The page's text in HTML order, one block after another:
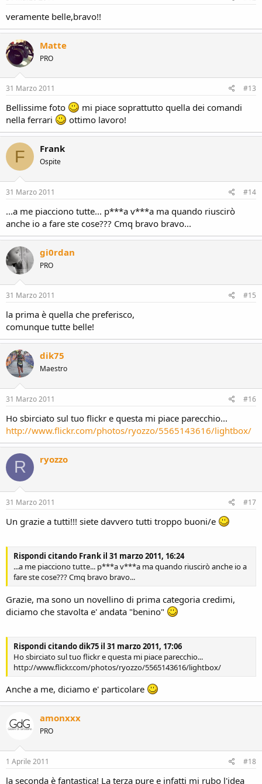
veramente belle,bravo!!
Matte
PRO
31 Marzo 2011 #13
Bellissime foto
mi piace soprattutto quella dei comandi
nella ferrari
ottimo lavoro!
F Frank
Ospite
31 Marzo 2011 #14
...a me piacciono tutte... p***a v***a ma quando riuscirò
anche io a fare ste cose??? Cmq bravo bravo...
gi0rdan
PRO
31 Marzo 2011 #15
la prima è quella che preferisco,
comunque tutte belle!
dik75
Maestro
31 Marzo 2011 #16
Ho sbirciato sul tuo flickr e questa mi piace parecchio...
http://www.flickr.com/photos/ryozzo/5565143616/lightbox/
R ryozzo
31 Marzo 2011 #17
Un grazie a tutti!!! siete davvero tutti troppo buoni/e
Rispondi citando Frank il 31 marzo 2011, 16:24
...a me piacciono tutte... p***a v***a ma quando riuscirò anche io a
fare ste cose??? Cmq bravo bravo...
Grazie, ma sono un novellino di prima categoria credimi,
diciamo che stavolta e' andata "benino"
Rispondi citando dik75 il 31 marzo 2011, 17:06
Ho sbirciato sul tuo flickr e questa mi piace parecchio...
http://www.flickr.com/photos/ryozzo/5565143616/lightbox/
Anche a me, diciamo e' particolare
amonxxx
PRO
1 Aprile 2011 #18
la seconda è fantastica! La terza pure e infatti mi rubo l'idea